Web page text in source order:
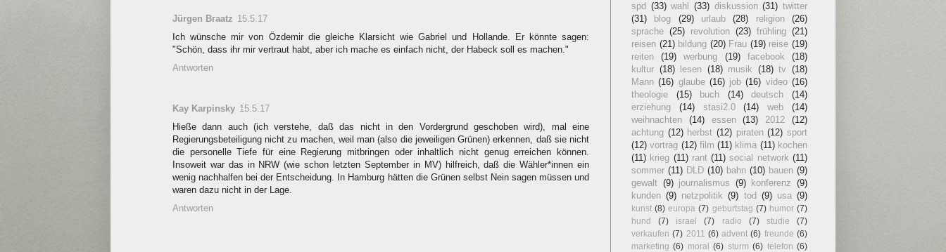
Jürgen Braatz 15.5.17
Ich wünsche mir von Özdemir die gleiche Klarsicht wie Gabriel und Hollande. Er könnte sagen:
"Schön, dass ihr mir vertraut habt, aber ich mache es einfach nicht, der Habeck soll es machen."
Antworten
Kay Karpinsky 15.5.17
Hieße dann auch (ich verstehe, daß das nicht in den Vordergrund geschoben wird), mal eine
Regierungsbeteiligung nicht zu machen, weil man (also die jeweiligen Grünen) erkennen, daß sie nicht
die personelle Tiefe für eine Regierung mitbringen oder inhaltlich nicht genug erreichen können.
Insoweit war das in NRW (wie schon letzten September in MV) hilfreich, daß die Wähler*innen ein
wenig nachhalfen bei der Entscheidung. In Hamburg hätten die Grünen selbst Nein sagen müssen und
waren dazu nicht in der Lage.
Antworten
spd (33) wahl (33) diskussion (31) twitter
(31)
blog (29) urlaub (28) religion
(26)
sprache (25) revolution (23) frühling (21)
reisen (21) bildung (20) Frau (19) reise (19)
reiten
(19) werbung (19) facebook
(18)
kultur (18) lesen (18) musik (18) tv
(18)
Mann (16) glaube (16) job (16) video (16)
theologie
(15) buch (14) deutsch
(14)
erziehung
(14) stasi2.0 (14) web
(14)
weihnachten
(14) essen (13) 2012
(12)
achtung (12) herbst (12) piraten (12) sport
(12) vortrag (12) film (11) klima (11) kochen
(11) krieg (11) rant (11) social network (11)
sommer (11) DLD (10) bahn (10) bauen (9)
gewalt (9) journalismus (9) konferenz
(9)
kunden (9) netzpolitik (9) tod (9) usa (9)
kunst (8) europa (7) geburtstag (7) humor (7)
hund
(7) israel (7) radio (7) studie
(7)
verkaufen (7) 2011 (6) advent (6) freunde (6)
marketing (6) moral (6) sturm (6) telefon (6)